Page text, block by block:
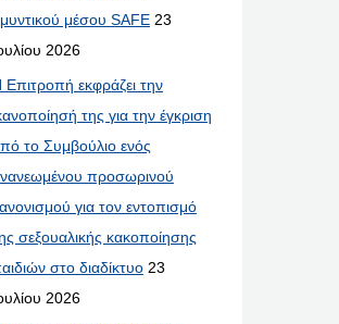
μέσου SAFE 23
2026
Επιτροπή εκφράζει την
της για την έγκριση
το Συμβούλιο ενός
προσωρινού
για τον εντοπισμό
σεξουαλικής κακοποίησης
στο διαδίκτυο 23
2026